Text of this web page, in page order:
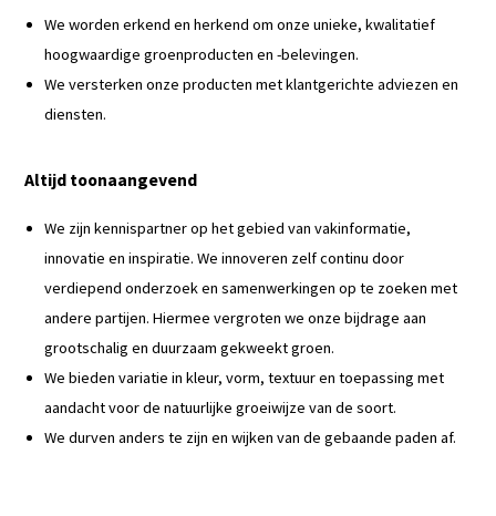
We worden erkend en herkend om onze unieke, kwalitatief
hoogwaardige groenproducten en -belevingen.
We versterken onze producten met klantgerichte adviezen en
diensten.
Altijd toonaangevend
We zijn kennispartner op het gebied van vakinformatie,
innovatie en inspiratie. We innoveren zelf continu door
verdiepend onderzoek en samenwerkingen op te zoeken met
andere partijen. Hiermee vergroten we onze bijdrage aan
grootschalig en duurzaam gekweekt groen.
We bieden variatie in kleur, vorm, textuur en toepassing met
aandacht voor de natuurlijke groeiwijze van de soort.
We durven anders te zijn en wijken van de gebaande paden af.